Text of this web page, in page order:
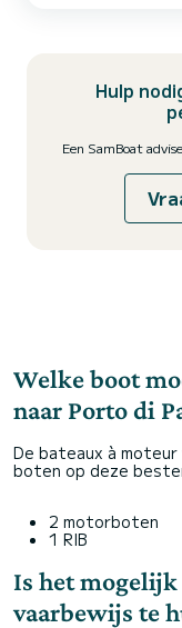
Hulp
Een SamBoat
Welke boot
naar Porto di
De bateaux à
boten op deze
2 motorboten
1 RIB
Is het mogelijk
vaarbewijs te